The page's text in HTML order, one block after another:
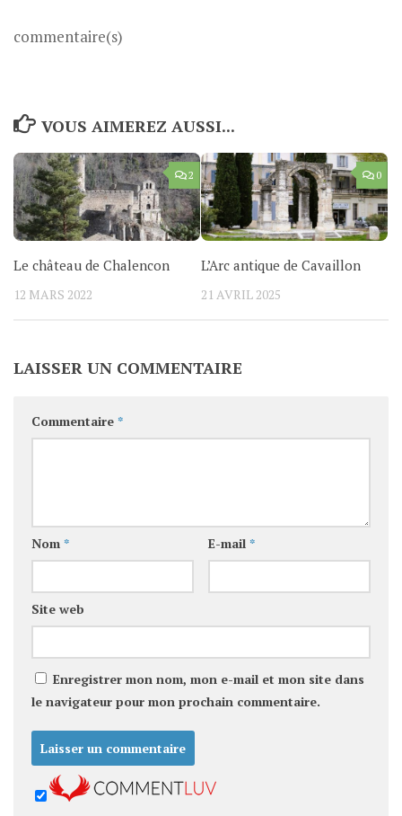
commentaire(s)
VOUS AIMEREZ AUSSI...
2
Le château de Chalencon
12 MARS 2022
0
L’Arc antique de Cavaillon
21 AVRIL 2025
LAISSER UN COMMENTAIRE
Commentaire *
Nom * E-mail *
Site web
Enregistrer mon nom, mon e-mail et mon site dans
le navigateur pour mon prochain commentaire.